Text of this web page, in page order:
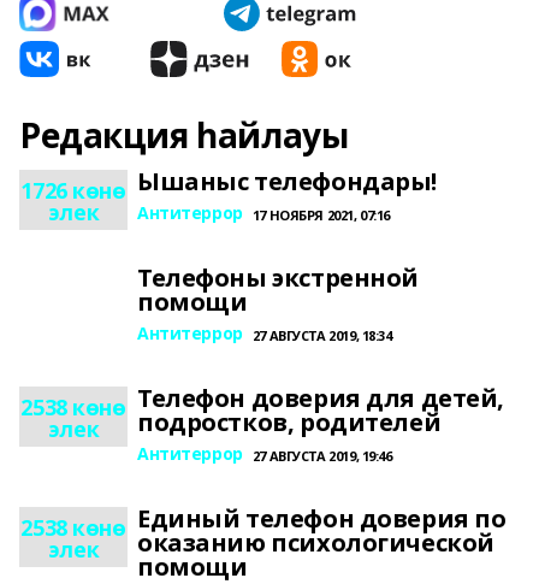
Редакция һайлауы
1726 көнө
элек
Ышаныс телефондары!
Антитеррор 17 НОЯБРЯ 2021, 07:16
Телефоны экстренной
помощи
Антитеррор 27 АВГУСТА 2019, 18:34
2538 көнө
элек
Телефон доверия для детей,
подростков, родителей
Антитеррор 27 АВГУСТА 2019, 19:46
2538 көнө
элек
Единый телефон доверия по
оказанию психологической
помощи